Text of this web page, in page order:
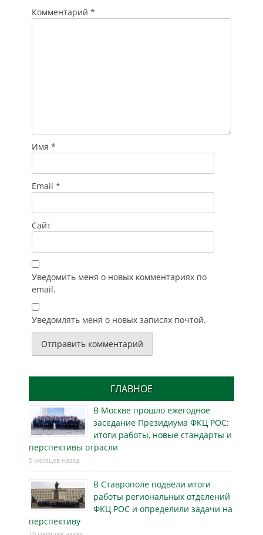
Комментарий *
Имя *
Email *
Сайт
Уведомить меня о новых комментариях по
email.
Уведомлять меня о новых записях почтой.
ГЛАВНОЕ
В Москве прошло ежегодное
заседание Президиума ФКЦ РОС:
итоги работы, новые стандарты и
перспективы отрасли
5 месяцев назад
В Ставрополе подвели итоги
работы региональных отделений
ФКЦ РОС и определили задачи на
перспективу